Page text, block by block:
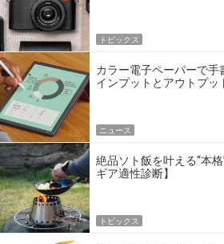
トピックス
カラー電子ペーパーで
インプットとアウトプッ
ニュース
絶品ソト飯を叶える“本
ギア適性診断】
トピックス